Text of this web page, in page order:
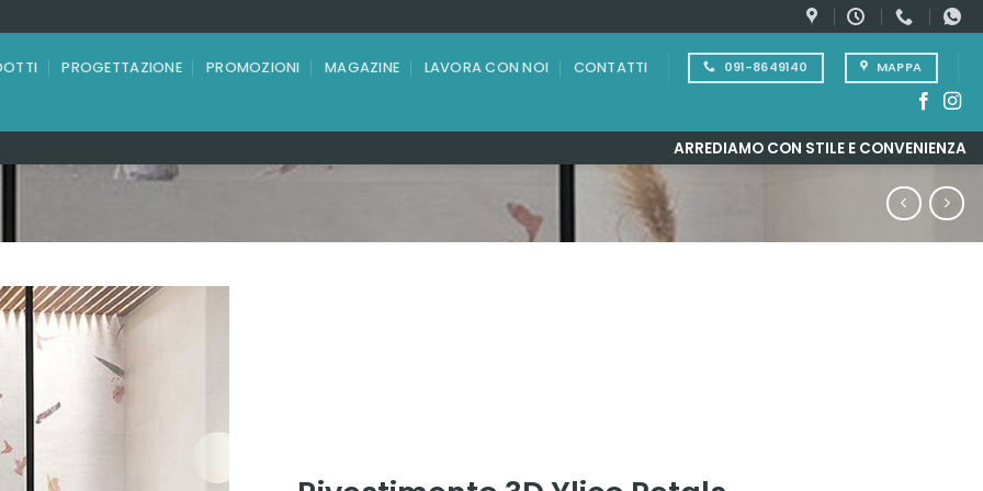
PROGETTAZIONE PROMOZIONI MAGAZINE LAVORA CON NOI CONTATTI 091-8649140 MAPPA
ARREDIAMO CON STILE E CONVENIENZA